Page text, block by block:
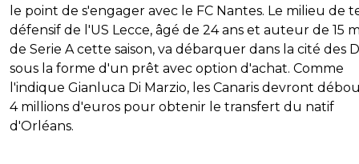
le point de s'engager avec le FC Nantes. Le milieu de
défensif de l'US Lecce, âgé de 24 ans et auteur de 15
de Serie A cette saison, va débarquer dans la cité des
sous la forme d'un prêt avec option d'achat. Comme
l'indique Gianluca Di Marzio, les Canaris devront
4 millions d'euros pour obtenir le transfert du natif
d'Orléans.